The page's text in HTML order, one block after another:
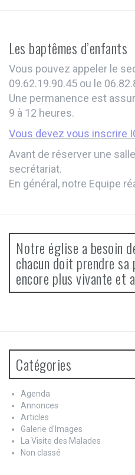
Les baptêmes d’enfants
Vous pouvez appeler le
09.62.19.90.45 ou le
Une permanence est
9 à 12 heures.
Vous devez vous inscrire
Avant de réserver une
secrétariat.
En général, notre Equipe
Notre église a besoin
chacun doit prendre
encore plus vivante et
Catégories
Agenda
Annonces
Articles
Galerie d'Images
La Visite des Malades
Non classé